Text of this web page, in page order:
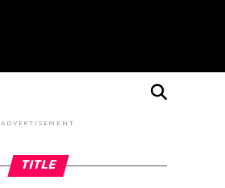
ADVERTISEMENT
TITLE